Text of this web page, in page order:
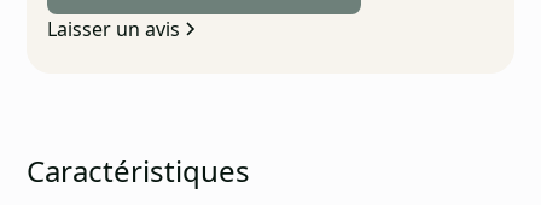
Laisser un avis
Caractéristiques